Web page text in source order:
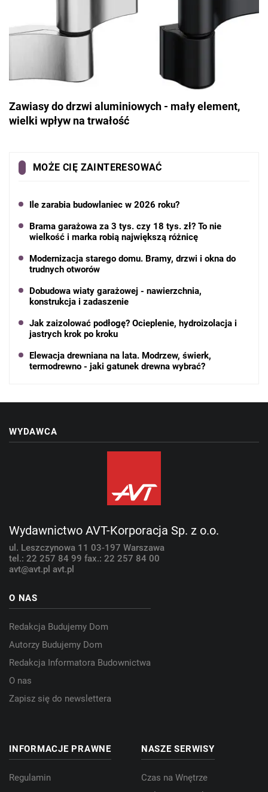
Zawiasy do drzwi aluminiowych - mały element,
wielki wpływ na trwałość
MOŻE CIĘ ZAINTERESOWAĆ
Ile zarabia budowlaniec w 2026 roku?
Brama garażowa za 3 tys. czy 18 tys. zł? To nie
wielkość i marka robią największą różnicę
Modernizacja starego domu. Bramy, drzwi i okna do
trudnych otworów
Dobudowa wiaty garażowej - nawierzchnia,
konstrukcja i zadaszenie
Jak zaizolować podłogę? Ocieplenie, hydroizolacja i
jastrych krok po kroku
Elewacja drewniana na lata. Modrzew, świerk,
termodrewno - jaki gatunek drewna wybrać?
WYDAWCA
Wydawnictwo AVT-Korporacja Sp. z o.o.
ul. Leszczynowa 11 03-197 Warszawa
tel.: 22 257 84 99 fax.: 22 257 84 00
avt@avt.pl avt.pl
O NAS
Redakcja Budujemy Dom
Autorzy Budujemy Dom
Redakcja Informatora Budownictwa
O nas
Zapisz się do newslettera
INFORMACJE PRAWNE
Regulamin
NASZE SERWISY
Czas na Wnętrze